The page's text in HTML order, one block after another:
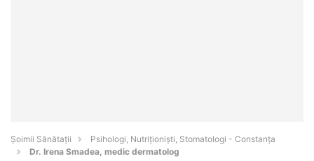
Şoimii Sănătații
Psihologi, Nutriționiști, Stomatologi - Constanţa
Dr. Irena Smadea, medic dermatolog